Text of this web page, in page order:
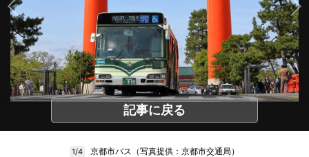
記事に戻る
1/4 京都市バス（写真提供：京都市交通局）